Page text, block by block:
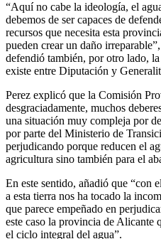
“Aquí no cabe la ideología, el
debemos de ser capaces de
recursos que necesita esta
pueden crear un daño
defendió también, por otro lado,
existe entre Diputación y
Perez explicó que la Comisión
desgraciadamente, muchos
una situación muy compleja por
por parte del Ministerio de
perjudicando porque reducen el
agricultura sino también para el
En este sentido, añadió que “con
a esta tierra nos ha tocado la
que parece empeñado en
este caso la provincia de Alicante
el ciclo integral del agua”.